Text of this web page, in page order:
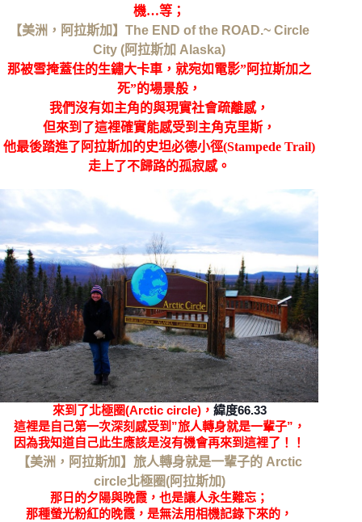
機…等；
【美洲，阿拉斯加】The END of the ROAD.~ Circle
City (阿拉斯加 Alaska)
那被雪掩蓋住的生鏽大卡車，就宛如電影”阿拉斯加之
死”的場景般，
我們沒有如主角的與現實社會疏離感，
但來到了這裡確實能感受到主角克里斯，
他最後踏進了阿拉斯加的史坦必德小徑(Stampede Trail)
走上了不歸路的孤寂感。
來到了北極圈(Arctic circle)， 緯度66.33
這裡是自己第一次深刻感受到”旅人轉身就是一輩子”，
因為我知道自己此生應該是沒有機會再來到這裡了！！
【美洲，阿拉斯加】旅人轉身就是一輩子的 Arctic
circle北極圈(阿拉斯加)
那日的夕陽與晚霞，也是讓人永生難忘；
那種螢光粉紅的晚霞，是無法用相機記錄下來的，